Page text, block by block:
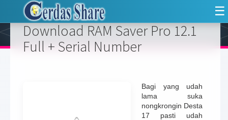
☰
Download RAM Saver Pro 12.1
Full + Serial Number
Bagi yang udah
lama suka
nongkrongin Desta
17 pasti udah